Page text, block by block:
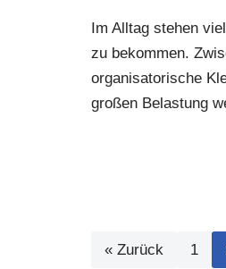
Im Alltag stehen
zu bekommen.
organisatorische
großen Belastung
« Zurück 1